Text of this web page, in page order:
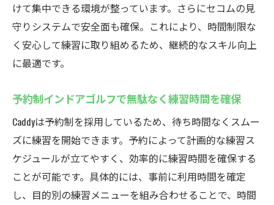
けて集中できる環境が整っています。さらにセコムの見
守りシステムで安全面も確保。これにより、時間制限な
く安心して練習に取り組めるため、継続的なスキル向上
に最適です。
予約制インドアゴルフで無駄なく練習時間を確保
Caddyは予約制を採用しているため、待ち時間なくスムー
ズに練習を開始できます。予約によって計画的な練習ス
ケジュールが立てやすく、効率的に練習時間を確保する
ことが可能です。具体的には、事前に利用時間を確定
し、目的別の練習メニューを組み合わせることで、時間